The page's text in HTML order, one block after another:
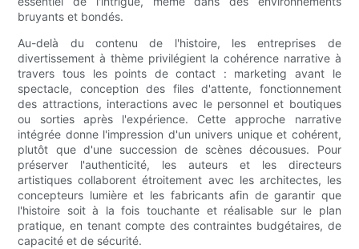
bruyants et bondés.
Au-delà du contenu de l'histoire, les entreprises de
divertissement à thème privilégient la cohérence narrative à
travers tous les points de contact : marketing avant le
spectacle, conception des files d'attente, fonctionnement
des attractions, interactions avec le personnel et boutiques
ou sorties après l'expérience. Cette approche narrative
intégrée donne l'impression d'un univers unique et cohérent,
plutôt que d'une succession de scènes décousues. Pour
préserver l'authenticité, les auteurs et les directeurs
artistiques collaborent étroitement avec les architectes, les
concepteurs lumière et les fabricants afin de garantir que
l'histoire soit à la fois touchante et réalisable sur le plan
pratique, en tenant compte des contraintes budgétaires, de
capacité et de sécurité.